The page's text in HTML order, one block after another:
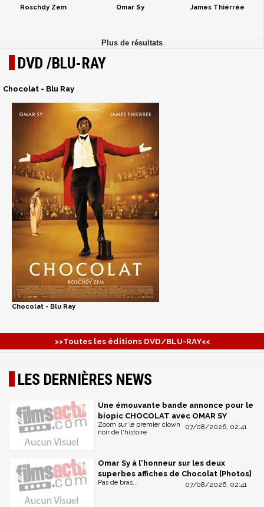
Roschdy Zem Omar Sy James Thiérrée
DVD /BLU-RAY
Chocolat - Blu Ray
Chocolat - Blu Ray
>>Toutes les éditions DVD/BLU-RAY<<
LES DERNIÈRES NEWS
Une émouvante bande annonce pour le
biopic CHOCOLAT avec OMAR SY
07/08/2026, 02:41
Zoom sur le premier clown
noir de l'histoire
Omar Sy à l'honneur sur les deux
superbes affiches de Chocolat [Photos]
07/08/2026, 02:41
Pas de bras...